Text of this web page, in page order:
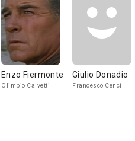
Enzo Fiermonte
Olimpio Calvetti
Giulio Donadio
Francesco Cenci